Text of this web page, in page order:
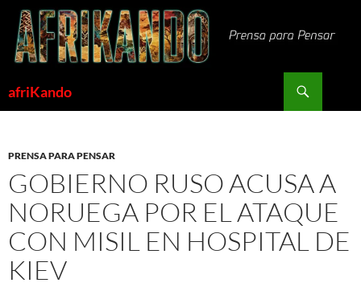
Saltar
contenido
afriKando
PRENSA PARA PENSAR
GOBIERNO RUSO ACUSA A
NORUEGA POR EL ATAQUE
CON MISIL EN HOSPITAL DE
KIEV